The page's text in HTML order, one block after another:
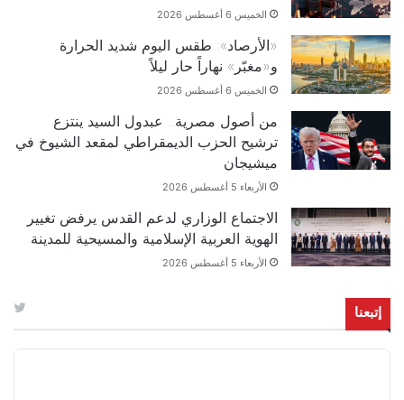
الخميس 6 أغسطس 2026
«الأرصاد»: طقس اليوم شديد الحرارة
و«مغبّر» نهاراً حار ليلاً
الخميس 6 أغسطس 2026
من أصول مصرية.. عبدول السيد ينتزع
ترشيح الحزب الديمقراطي لمقعد الشيوخ في
ميشيجان
الأربعاء 5 أغسطس 2026
الاجتماع الوزاري لدعم القدس يرفض تغيير
الهوية العربية الإسلامية والمسيحية للمدينة
الأربعاء 5 أغسطس 2026
إتبعنا